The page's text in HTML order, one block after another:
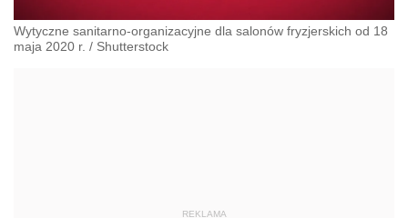
Wytyczne sanitarno-organizacyjne dla salonów fryzjerskich od 18
maja 2020 r. / Shutterstock